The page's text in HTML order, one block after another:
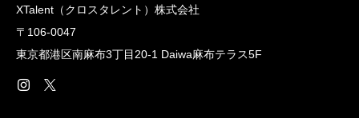
XTalent（クロスタレント）株式会社
〒106-0047
東京都港区南麻布3丁目20‐1 Daiwa麻布テラス5F